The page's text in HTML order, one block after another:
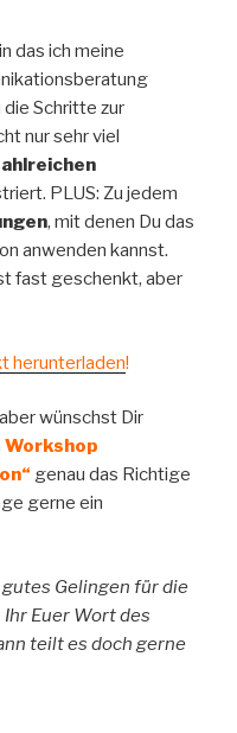
das ich meine
Schritte zur
nur sehr viel
PLUS: Zu jedem
, mit denen Du das
anwenden kannst.
fast geschenkt, aber
herunterladen!
wünschst Dir
Workshop
genau das Richtige
gerne ein
Gelingen für die
Euer Wort des
teilt es doch gerne